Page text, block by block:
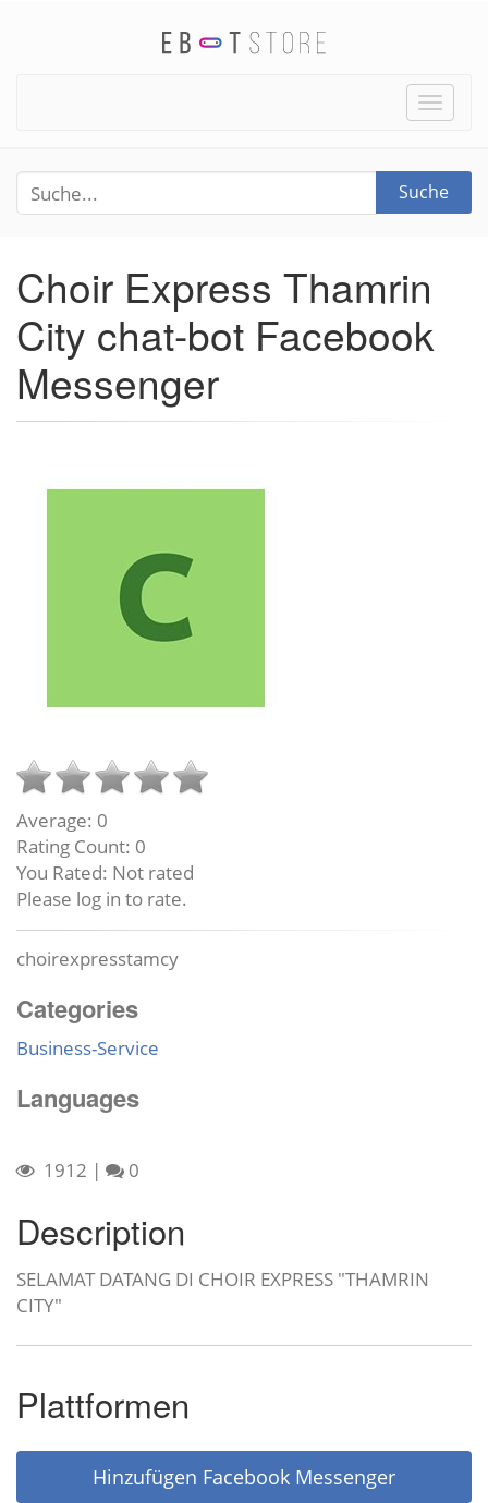
Toggle
Suche
Choir Express Thamrin
City chat-bot Facebook
Messenger
Average: 0
Rating Count: 0
You Rated: Not rated
Please log in to rate.
choirexpresstamcy
Categories
Business-Service
Languages
1912 | 0
Description
SELAMAT DATANG DI CHOIR EXPRESS "THAMRIN
CITY"
Plattformen
Hinzufügen Facebook Messenger